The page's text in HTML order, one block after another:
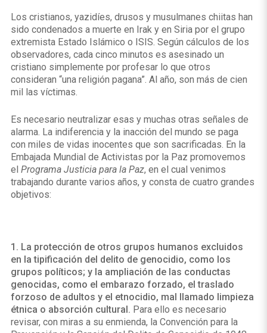
Los cristianos, yazidíes, drusos y musulmanes chiitas han
sido condenados a muerte en Irak y en Siria por el grupo
extremista Estado Islámico o ISIS. Según cálculos de los
observadores, cada cinco minutos es asesinado un
cristiano simplemente por profesar lo que otros
consideran “una religión pagana”. Al año, son más de cien
mil las víctimas.
Es necesario neutralizar esas y muchas otras señales de
alarma. La indiferencia y la inacción del mundo se paga
con miles de vidas inocentes que son sacrificadas. En la
Embajada Mundial de Activistas por la Paz promovemos
el Programa Justicia para la Paz, en el cual venimos
trabajando durante varios años, y consta de cuatro grandes
objetivos:
1. La protección de otros grupos humanos excluidos
en la tipificación del delito de genocidio, como los
grupos políticos; y la ampliación de las conductas
genocidas, como el embarazo forzado, el traslado
forzoso de adultos y el etnocidio, mal llamado limpieza
étnica o absorción cultural. Para ello es necesario
revisar, con miras a su enmienda, la Convención para la